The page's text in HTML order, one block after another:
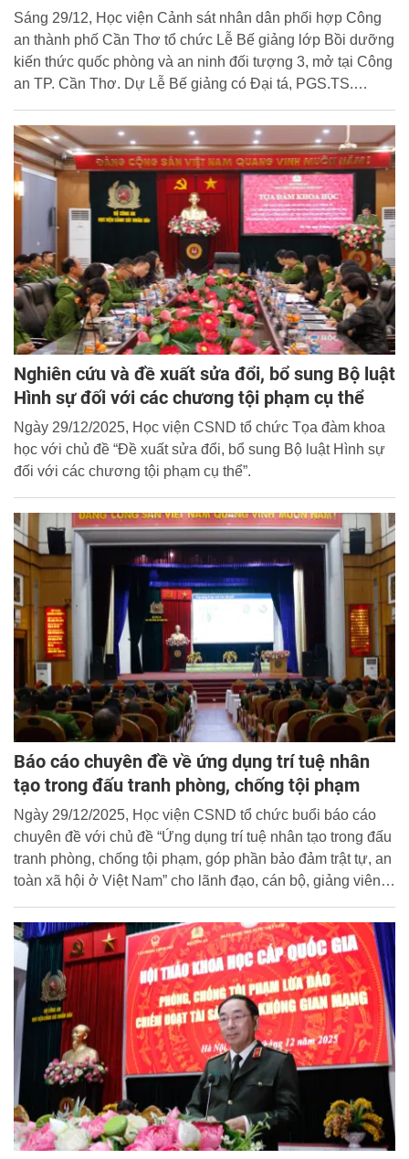
Sáng 29/12, Học viện Cảnh sát nhân dân phối hợp Công
an thành phố Cần Thơ tổ chức Lễ Bế giảng lớp Bồi dưỡng
kiến thức quốc phòng và an ninh đối tượng 3, mở tại Công
an TP. Cần Thơ. Dự Lễ Bế giảng có Đại tá, PGS.TS.
Học viện Cảnh sát nhân dân; Đại tá Huỳnh Hoài Hận, Ủy
viên BTV Đảng ủy, Phó Giám đốc Công an TP. Cần Thơ,
cùng đại diện các khoa, phòng chức năng và toàn thể học
viên lớp bồi dưỡng
Nghiên cứu và đề xuất sửa đổi, bổ sung Bộ luật
Hình sự đối với các chương tội phạm cụ thể
Ngày 29/12/2025, Học viện CSND tổ chức Tọa đàm khoa
học với chủ đề “Đề xuất sửa đổi, bổ sung Bộ luật Hình sự
đối với các chương tội phạm cụ thể”.
Báo cáo chuyên đề về ứng dụng trí tuệ nhân
tạo trong đấu tranh phòng, chống tội phạm
Ngày 29/12/2025, Học viện CSND tổ chức buổi báo cáo
chuyên đề với chủ đề “Ứng dụng trí tuệ nhân tạo trong đấu
tranh phòng, chống tội phạm, góp phần bảo đảm trật tự, an
toàn xã hội ở Việt Nam” cho lãnh đạo, cán bộ, giảng viên,